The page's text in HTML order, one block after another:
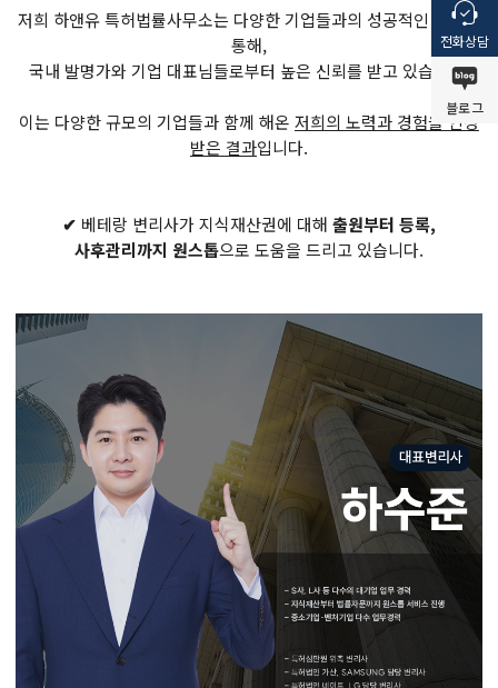
전화상담
블로그
저희 하앤유 특허법률사무소는 다양한 기업들과의 성공적인 협업을
통해,
국내 발명가와 기업 대표님들로부터 높은 신뢰를 받고 있습니다.
이는 다양한 규모의 기업들과 함께 해온 저희의 노력과 경험을 인정
받은 결과입니다.
✔ 베테랑 변리사가 지식재산권에 대해 출원부터 등록,
사후관리까지 원스톱으로 도움을 드리고 있습니다.